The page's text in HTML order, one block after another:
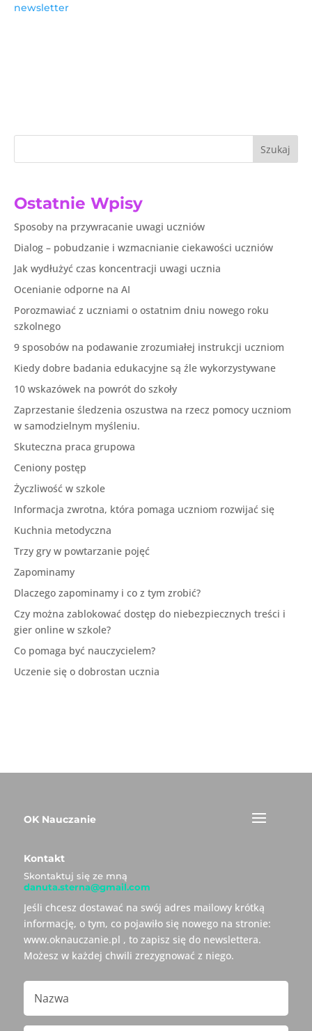
newsletter
Szukaj
Ostatnie Wpisy
Sposoby na przywracanie uwagi uczniów
Dialog – pobudzanie i wzmacnianie ciekawości uczniów
Jak wydłużyć czas koncentracji uwagi ucznia
Ocenianie odporne na AI
Porozmawiać z uczniami o ostatnim dniu nowego roku
szkolnego
9 sposobów na podawanie zrozumiałej instrukcji uczniom
Kiedy dobre badania edukacyjne są źle wykorzystywane
10 wskazówek na powrót do szkoły
Zaprzestanie śledzenia oszustwa na rzecz pomocy uczniom
w samodzielnym myśleniu.
Skuteczna praca grupowa
Ceniony postęp
Życzliwość w szkole
Informacja zwrotna, która pomaga uczniom rozwijać się
Kuchnia metodyczna
Trzy gry w powtarzanie pojęć
Zapominamy
Dlaczego zapominamy i co z tym zrobić?
Czy można zablokować dostęp do niebezpiecznych treści i
gier online w szkole?
Co pomaga być nauczycielem?
Uczenie się o dobrostan ucznia
OK Nauczanie
Kontakt
Skontaktuj się ze mną
danuta.sterna@gmail.com
Jeśli chcesz dostawać na swój adres mailowy krótką
informację, o tym, co pojawiło się nowego na stronie:
www.oknauczanie.pl , to zapisz się do newslettera.
Możesz w każdej chwili zrezygnować z niego.